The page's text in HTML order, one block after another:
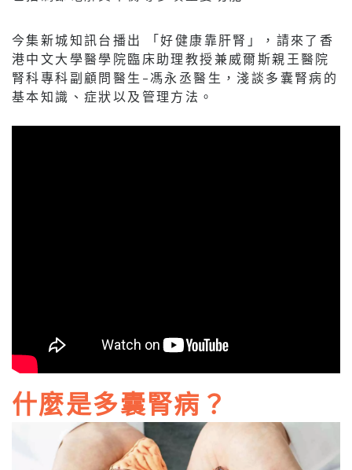
今集新城知訊台播出 「好健康靠肝腎」，請來了香
港中文大學醫學院臨床助理教授兼威爾斯親王醫院
腎科專科副顧問醫生–馮永丞醫生，淺談多囊腎病的
基本知識、症狀以及管理方法。
什麼是多囊腎病？